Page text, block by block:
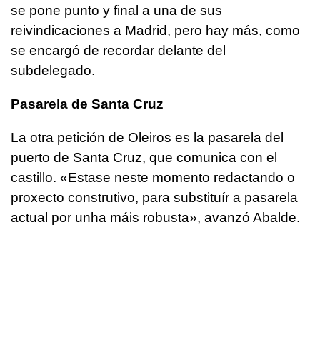
se pone punto y final a una de sus
reivindicaciones a Madrid, pero hay más, como
se encargó de recordar delante del
subdelegado.
Pasarela de Santa Cruz
La otra petición de Oleiros es la pasarela del
puerto de Santa Cruz, que comunica con el
castillo. «Estase neste momento redactando o
proxecto construtivo, para substituír a pasarela
actual por unha máis robusta», avanzó Abalde.